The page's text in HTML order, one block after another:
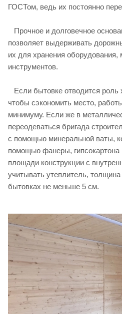
ГОСТом, ведь их постоянно
Прочное и долговечное
позволяет выдерживать
их для хранения оборудования,
инструментов.
Если бытовке отводится роль
чтобы сэкономить место,
минимуму. Если же в
переодеваться бригада
с помощью минеральной ваты,
помощью фанеры,
площади конструкции с
учитывать утеплитель, толщина
бытовках не меньше 5 см.